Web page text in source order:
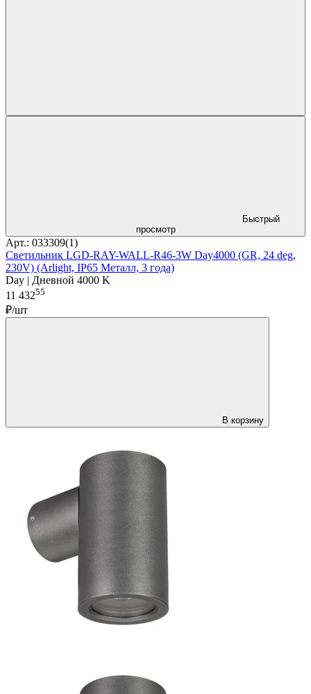
Быстрый
просмотр
Арт.: 033309(1)
Светильник LGD-RAY-WALL-R46-3W Day4000 (GR, 24 deg,
230V) (Arlight, IP65 Металл, 3 года)
Day | Дневной 4000 K
11 43255
₽/шт
В корзину